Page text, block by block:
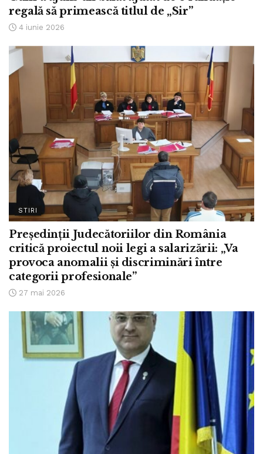
regală să primească titlul de „Sir”
4 iunie 2026
STIRI
Președinții Judecătoriilor din România
critică proiectul noii legi a salarizării: „Va
provoca anomalii și discriminări între
categorii profesionale”
27 mai 2026